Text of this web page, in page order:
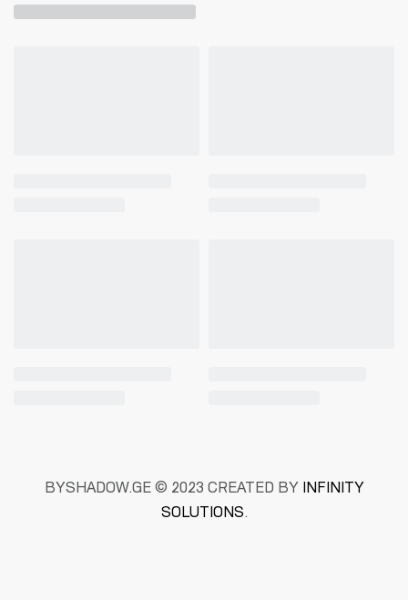
BYSHADOW.GE © 2023 CREATED BY INFINITY
SOLUTIONS.